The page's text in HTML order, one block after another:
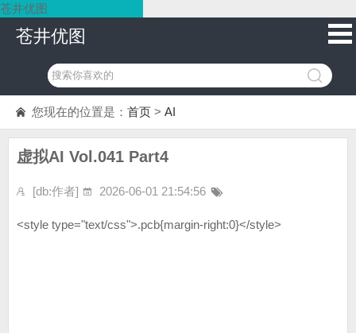
苍井优图
苍井优图
您现在的位置是： 首页 > AI
虚拟AI Vol.041 Part4
[db:作者] 2026-06-01 21:54:56
<style type="text/css">.pcb{margin-right:0}</style>